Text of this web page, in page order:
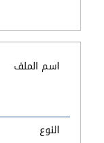
اسم الملف
النوع